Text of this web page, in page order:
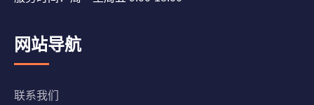
网站导航
联系我们